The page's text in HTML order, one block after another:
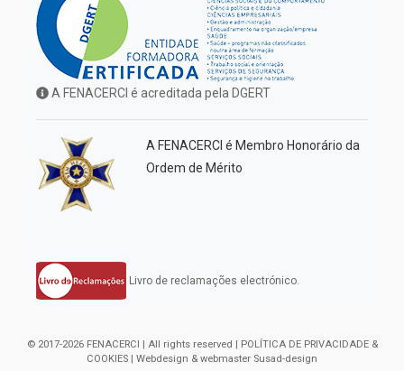
A FENACERCI é acreditada pela DGERT
A FENACERCI é Membro Honorário da
Ordem de Mérito
Livro de reclamações electrónico.
© 2017-2026 FENACERCI | All rights reserved | POLÍTICA DE PRIVACIDADE &
COOKIES | Webdesign & webmaster Susad-design